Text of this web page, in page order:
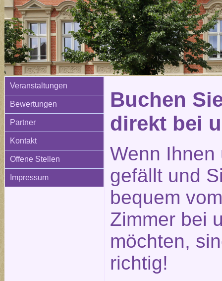
Veranstaltungen
Bewertungen
Partner
Kontakt
Offene Stellen
Impressum
Buchen
direkt bei
Wenn Ihnen
gefällt und
bequem
Zimmer bei
möchten,
richtig!